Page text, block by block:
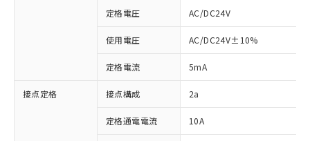
定格電圧 AC/DC24V
使用電圧 AC/DC24V±10%
定格電流 5mA
接点定格 接点構成 2a
定格通電電流 10A
ご利用条件
※1 対応状況
対応済み：EU RoHS指令（10物質）の
非含有に対応した製品が提供可能な商品で
す。
対応予定：EU RoHS指令（10物質）の非含
有に対応した製品に切り替える予定のある